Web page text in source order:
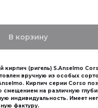
В корзину
кирпич (ригель) S.Anselmo
вручную из особых
Кирпич серии Corso
смещением на различную
индивидуальность. Имеет
фактуру.